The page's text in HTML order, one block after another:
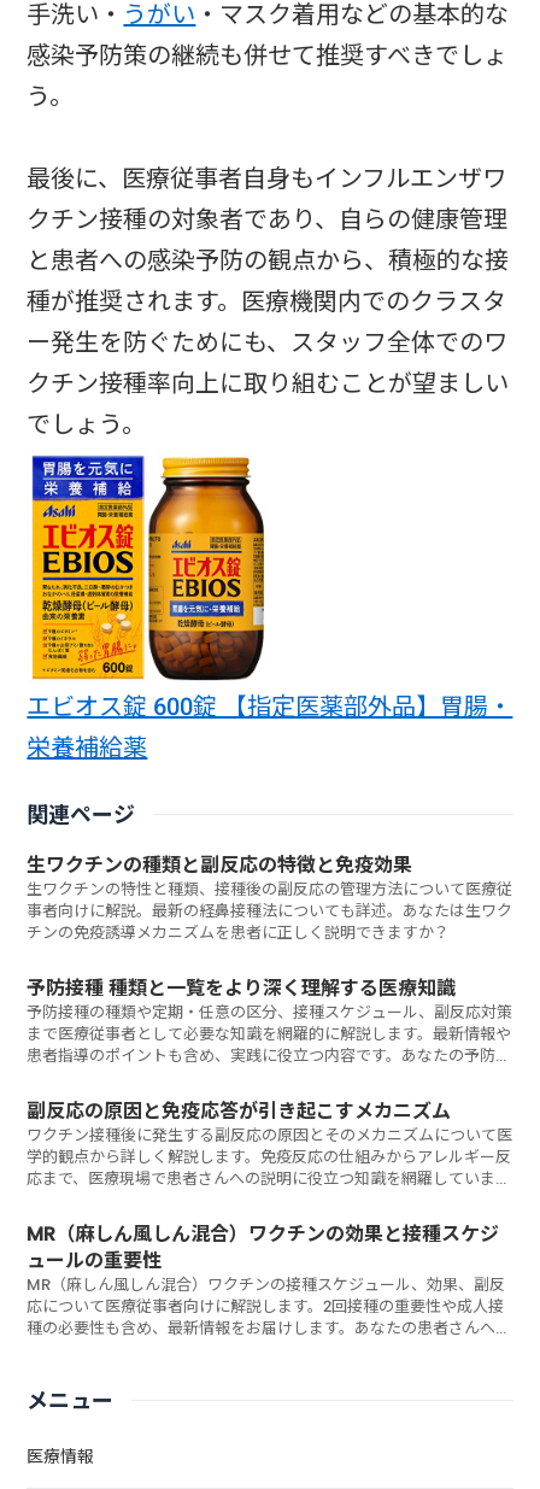
手洗い・ うがい ・マスク着用などの基本的な
感染予防策の継続も併せて推奨すべきでしょ
う。
最後に、医療従事者自身もインフルエンザワ
クチン接種の対象者であり、自らの健康管理
と患者への感染予防の観点から、積極的な接
種が推奨されます。医療機関内でのクラスタ
ー発生を防ぐためにも、スタッフ全体でのワ
クチン接種率向上に取り組むことが望ましい
でしょう。
エビオス錠 600錠 【指定医薬部外品】胃腸・
栄養補給薬
関連ページ
生ワクチンの種類と副反応の特徴と免疫効果
生ワクチンの特性と種類、接種後の副反応の管理方法について医療従
事者向けに解説。最新の経鼻接種法についても詳述。あなたは生ワク
チンの免疫誘導メカニズムを患者に正しく説明できますか？
予防接種 種類と一覧をより深く理解する医療知識
予防接種の種類や定期・任意の区分、接種スケジュール、副反応対策
まで医療従事者として必要な知識を網羅的に解説します。最新情報や
患者指導のポイントも含め、実践に役立つ内容です。あなたの予防接
副反応の原因と免疫応答が引き起こすメカニズム
ワクチン接種後に発生する副反応の原因とそのメカニズムについて医
学的観点から詳しく解説します。免疫反応の仕組みからアレルギー反
応まで、医療現場で患者さんへの説明に役立つ知識を網羅していま
MR（麻しん風しん混合）ワクチンの効果と接種スケジ
ュールの重要性
MR（麻しん風しん混合）ワクチンの接種スケジュール、効果、副反
応について医療従事者向けに解説します。2回接種の重要性や成人接
種の必要性も含め、最新情報をお届けします。あなたの患者さんへの
メニュー
医療情報